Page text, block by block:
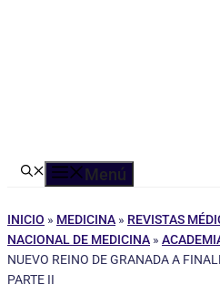
Menú
INICIO » MEDICINA » REVISTAS
NACIONAL DE MEDICINA »
NUEVO REINO DE GRANADA A
PARTE II